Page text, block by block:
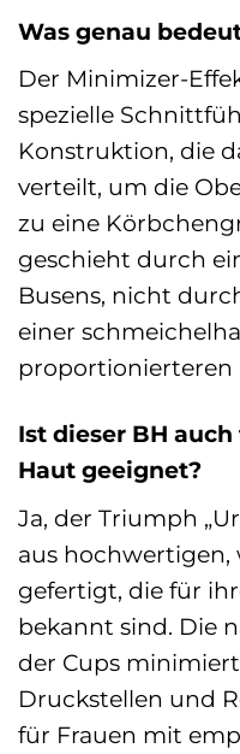
Was genau
Der Minimizer-
spezielle
Konstruktion, die
verteilt, um die
zu eine
geschieht durch
Busens, nicht
einer
proportionierteren
Ist dieser BH
Haut geeignet?
Ja, der Triumph
aus hochwertigen,
gefertigt, die für
bekannt sind. Die
der Cups
Druckstellen und
für Frauen mit